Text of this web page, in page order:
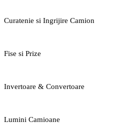
Curatenie si Ingrijire Camion
Fise si Prize
Invertoare & Convertoare
Lumini Camioane